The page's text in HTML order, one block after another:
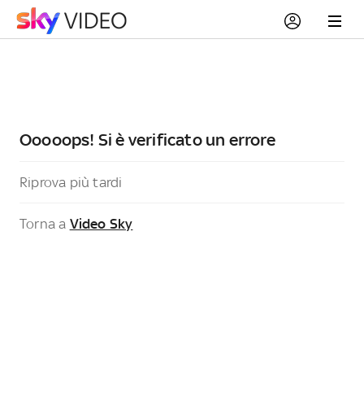
Ooooops! Si è verificato un errore
Riprova più tardi
Torna a Video Sky